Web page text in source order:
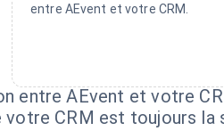
entre AEvent et votre CRM.
entre AEvent et votre
CRM est toujours la